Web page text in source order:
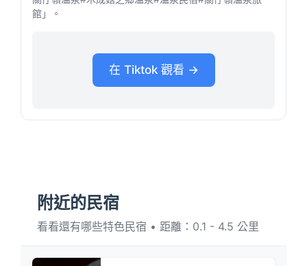
館」。
在 Tiktok 觀看 →
附近的民宿
看看還有哪些特色民宿 • 距離：0.1 - 4.5 公里